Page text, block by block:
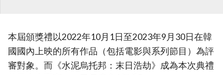
本屆頒獎禮以2022年10月1日至2023年9月30日在韓
國國內上映的所有作品（包括電影與系列節目）為評
審對象。而《水泥烏托邦：末日浩劫》成為本次典禮